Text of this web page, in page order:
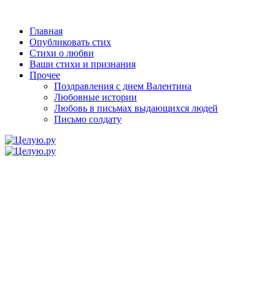
Главная
Опубликовать стих
Стихи о любви
Ваши стихи и признания
Прочее
Поздравления с днем Валентина
Любовные истории
Любовь в письмах выдающихся людей
Письмо солдату